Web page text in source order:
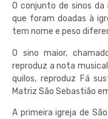
O conjunto de sinos
que foram doadas à
tem nome e peso
O sino maior,
reproduz a nota musical
quilos, reproduz Fá
Matriz São Sebastião
A primeira igreja de